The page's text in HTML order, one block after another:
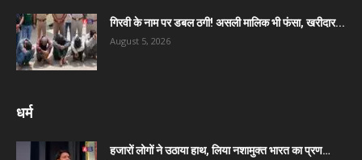
गिरवी के नाम पर डबल ठगी! असली मालिक भी फंसा, खरीदार...
August 5, 2026
धर्म
हजारों लोगों ने उठाया हाथ, लिया नशामुक्त भारत का प्रण…